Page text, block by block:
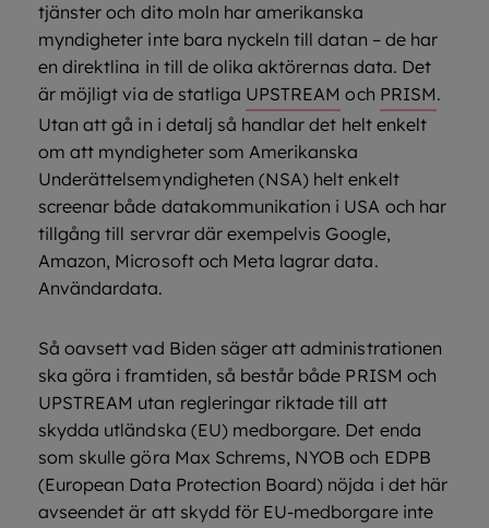
tjänster och dito moln har amerikanska
myndigheter inte bara nyckeln till datan – de har
en direktlina in till de olika aktörernas data. Det
är möjligt via de statliga UPSTREAM och PRISM.
Utan att gå in i detalj så handlar det helt enkelt
om att myndigheter som Amerikanska
Underättelsemyndigheten (NSA) helt enkelt
screenar både datakommunikation i USA och har
tillgång till servrar där exempelvis Google,
Amazon, Microsoft och Meta lagrar data.
Användardata.
Så oavsett vad Biden säger att administrationen
ska göra i framtiden, så består både PRISM och
UPSTREAM utan regleringar riktade till att
skydda utländska (EU) medborgare. Det enda
som skulle göra Max Schrems, NYOB och EDPB
(European Data Protection Board) nöjda i det här
avseendet är att skydd för EU-medborgare inte